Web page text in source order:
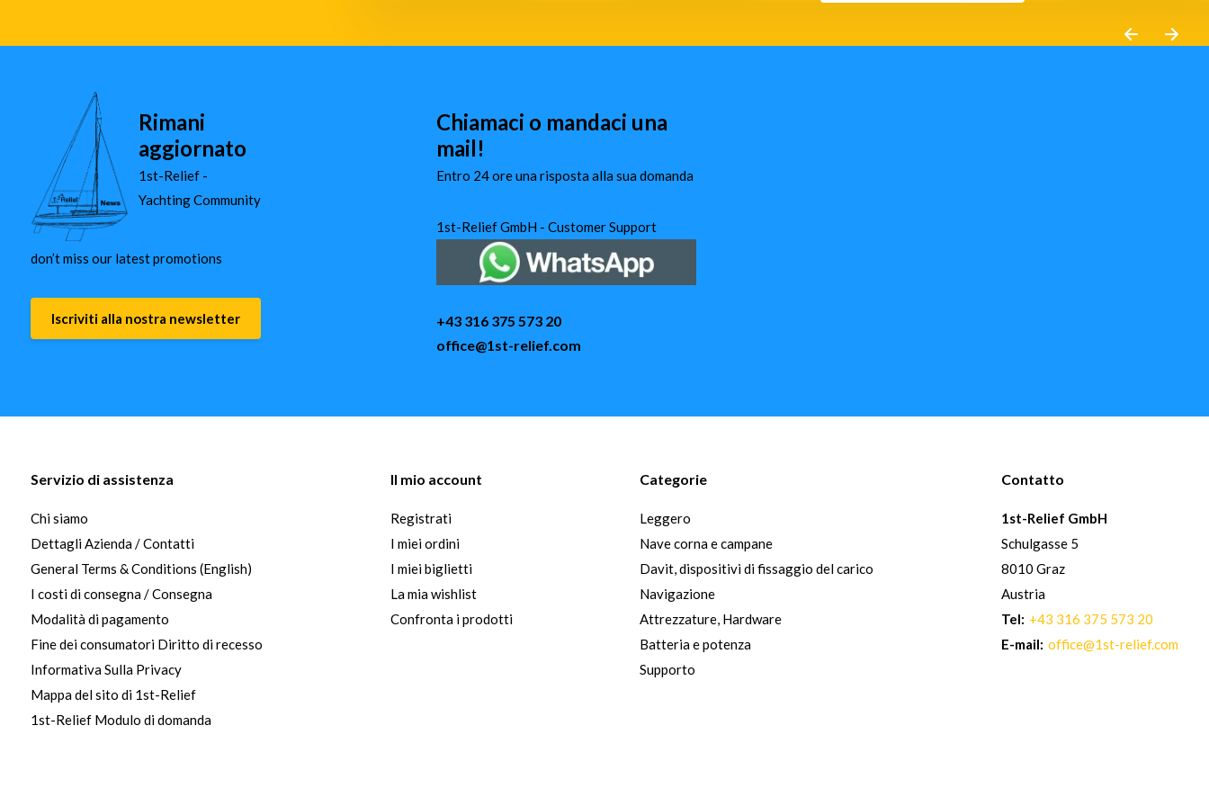
Rimani
aggiornato
1st-Relief -
Yachting Community
don’t miss our latest promotions
Iscriviti alla nostra newsletter
Chiamaci o mandaci una
mail!
Entro 24 ore una risposta alla sua domanda
1st-Relief GmbH - Customer Support
+43 316 375 573 20
office@1st-relief.com
Servizio di assistenza
Chi siamo
Dettagli Azienda / Contatti
General Terms & Conditions (English)
I costi di consegna / Consegna
Modalità di pagamento
Fine dei consumatori Diritto di recesso
Informativa Sulla Privacy
Mappa del sito di 1st-Relief
1st-Relief Modulo di domanda
Il mio account
Registrati
I miei ordini
I miei biglietti
La mia wishlist
Confronta i prodotti
Categorie
Leggero
Nave corna e campane
Davit, dispositivi di fissaggio del carico
Navigazione
Attrezzature, Hardware
Batteria e potenza
Supporto
Contatto
1st-Relief GmbH
Schulgasse 5
8010 Graz
Austria
Tel: +43 316 375 573 20
E-mail: office@1st-relief.com